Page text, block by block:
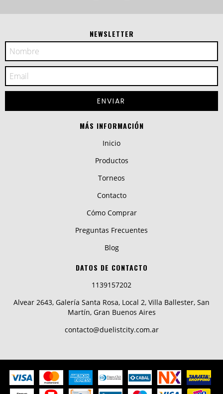
NEWSLETTER
MÁS INFORMACIÓN
Inicio
Productos
Torneos
Contacto
Cómo Comprar
Preguntas Frecuentes
Blog
DATOS DE CONTACTO
1139157202
Alvear 2643, Galería Santa Rosa, Local 2, Villa Ballester, San
Martín, Gran Buenos Aires
contacto@duelistcity.com.ar